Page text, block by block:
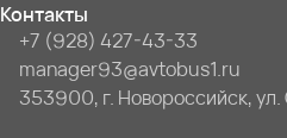
Контакты
+7 (928) 427-43-33
manager93@avtobus1.ru
353900, г. Новороссийск,